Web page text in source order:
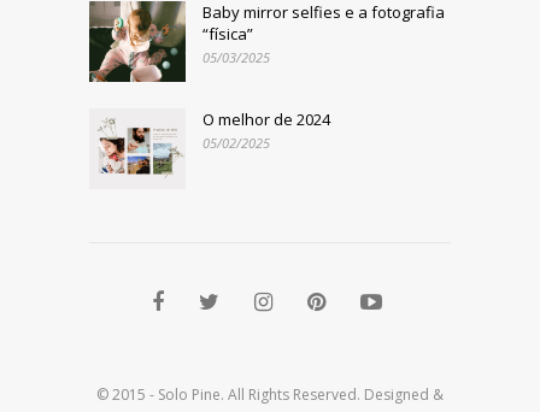
Baby mirror selfies e a fotografia
“física”
05/03/2025
O melhor de 2024
05/02/2025
© 2015 - Solo Pine. All Rights Reserved. Designed &